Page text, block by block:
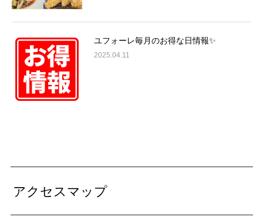
ユフォーレ毎月のお得な日情報✨
2025.04.11
アクセスマップ